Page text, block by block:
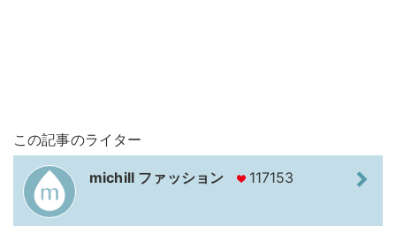
この記事のライター
michill ファッション 117153